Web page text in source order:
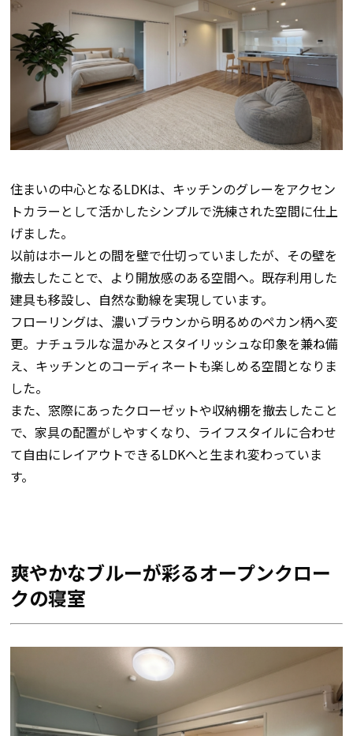
住まいの中心となるLDKは、キッチンのグレーをアクセン
トカラーとして活かしたシンプルで洗練された空間に仕上
げました。
以前はホールとの間を壁で仕切っていましたが、その壁を
撤去したことで、より開放感のある空間へ。既存利用した
建具も移設し、自然な動線を実現しています。
フローリングは、濃いブラウンから明るめのペカン柄へ変
更。ナチュラルな温かみとスタイリッシュな印象を兼ね備
え、キッチンとのコーディネートも楽しめる空間となりま
した。
また、窓際にあったクローゼットや収納棚を撤去したこと
で、家具の配置がしやすくなり、ライフスタイルに合わせ
て自由にレイアウトできるLDKへと生まれ変わっていま
す。
爽やかなブルーが彩るオープンクロー
クの寝室